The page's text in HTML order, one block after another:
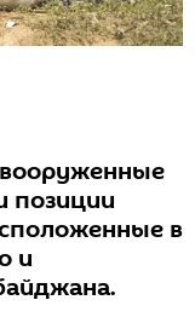
позиции
в
и